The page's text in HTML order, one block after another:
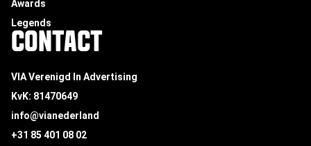
Awards
Legends
CONTACT
VIA Verenigd In Advertising
KvK: 81470649
info@vianederland
+31 85 401 08 02